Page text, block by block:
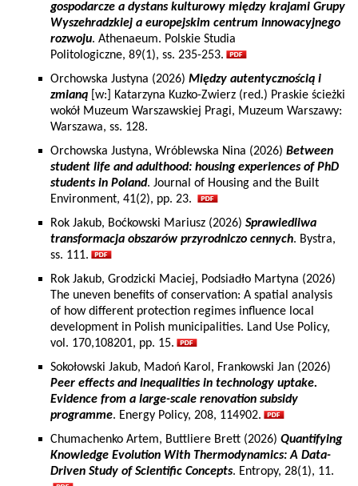
gospodarcze a dystans kulturowy między krajami Grupy
Wyszehradzkiej a europejskim centrum innowacyjnego
rozwoju. Athenaeum. Polskie Studia
Politologiczne, 89(1), ss. 235-253.
Orchowska Justyna (2026) Między autentycznością i
zmianą [w:] Katarzyna Kuzko-Zwierz (red.) Praskie ścieżki
wokół Muzeum Warszawskiej Pragi, Muzeum Warszawy:
Warszawa, ss. 128.
Orchowska Justyna, Wróblewska Nina (2026) Between
student life and adulthood: housing experiences of PhD
students in Poland. Journal of Housing and the Built
Environment, 41(2), pp. 23.
Rok Jakub, Boćkowski Mariusz (2026) Sprawiedliwa
transformacja obszarów przyrodniczo cennych. Bystra,
ss. 111.
Rok Jakub, Grodzicki Maciej, Podsiadło Martyna (2026)
The uneven benefits of conservation: A spatial analysis
of how different protection regimes influence local
development in Polish municipalities. Land Use Policy,
vol. 170,108201, pp. 15.
Sokołowski Jakub, Madoń Karol, Frankowski Jan (2026)
Peer effects and inequalities in technology uptake.
Evidence from a large-scale renovation subsidy
programme. Energy Policy, 208, 114902.
Chumachenko Artem, Buttliere Brett (2026) Quantifying
Knowledge Evolution With Thermodynamics: A Data-
Driven Study of Scientific Concepts. Entropy, 28(1), 11.